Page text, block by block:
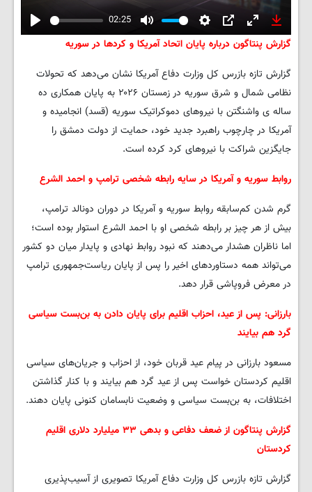
Play
02:25
Mute Settings
PIP Enter
fullscreen
گزارش پنتاگون درباره پایان اتحاد آمریکا و کردها در سوریه
گزارش تازه بازرس کل وزارت دفاع آمریکا نشان می‌دهد که تحولات
نظامی شمال و شرق سوریه در زمستان ۲۰۲۶ به پایان همکاری ده
ساله ی واشنگتن با نیروهای دموکراتیک سوریه (قسد) انجامیده و
آمریکا در چارچوب راهبرد جدید خود، حمایت از دولت دمشق را
جایگزین شراکت با نیروهای کرد کرده است.
روابط سوریه و آمریکا در سایه رابطه شخصی ترامپ و احمد الشرع
گرم شدن کم‌سابقه روابط سوریه و آمریکا در دوران دونالد ترامپ،
بیش از هر چیز بر رابطه شخصی او با احمد الشرع استوار بوده است؛
اما ناظران هشدار می‌دهند که نبود روابط نهادی و پایدار میان دو کشور
می‌تواند همه دستاوردهای اخیر را پس از پایان ریاست‌جمهوری ترامپ
در معرض فروپاشی قرار دهد.
بارزانی: پس از عید، احزاب اقلیم برای پایان دادن به بن‌بست سیاسی
گرد هم بیایند
مسعود بارزانی در پیام عید قربان خود، از احزاب و جریان‌های سیاسی
اقلیم کردستان خواست پس از عید گرد هم بیایند و با کنار گذاشتن
اختلافات، به بن‌بست سیاسی و وضعیت نابسامان کنونی پایان دهند.
گزارش پنتاگون از ضعف دفاعی و بدهی ۳۳ میلیارد دلاری اقلیم
کردستان
گزارش تازه بازرس کل وزارت دفاع آمریکا تصویری از آسیب‌پذیری